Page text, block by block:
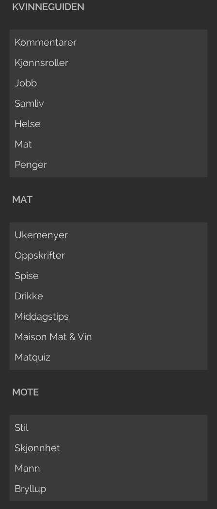
KVINNEGUIDEN
Kommentarer
Kjønnsroller
Jobb
Samliv
Helse
Mat
Penger
MAT
Ukemenyer
Oppskrifter
Spise
Drikke
Middagstips
Maison Mat & Vin
Matquiz
MOTE
Stil
Skjønnhet
Mann
Bryllup